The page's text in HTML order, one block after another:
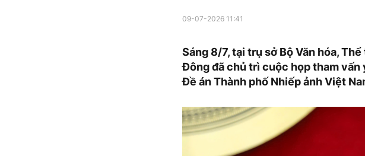
09-07-2026 11:41
Sáng 8/7, tại trụ sở Bộ Văn hóa,
Đông đã chủ trì cuộc họp tham vấn
Đề án Thành phố Nhiếp ảnh Việt